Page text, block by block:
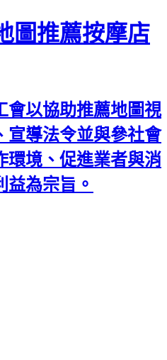
圖推薦按摩店
會以協助推薦地圖視
宣導法令並與參社會
環境、促進業者與消
益為宗旨。